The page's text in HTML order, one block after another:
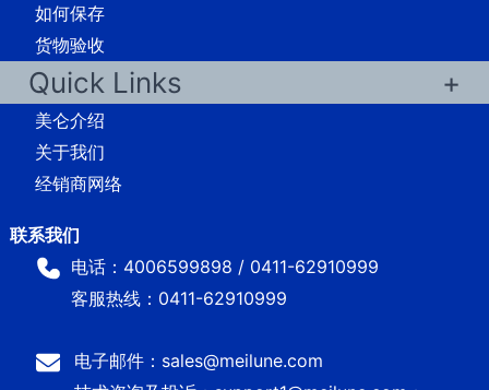
如何保存
货物验收
Quick Links
美仑介绍
关于我们
经销商网络
电话：4006599898 / 0411-62910999
客服热线：0411-62910999
电子邮件：sales@meilune.com